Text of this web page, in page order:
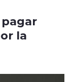
la